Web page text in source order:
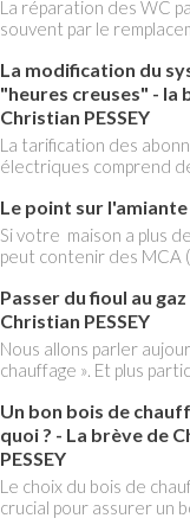
La réparation des WC
souvent par le
expliquer
La modification du
"heures creuses" - la
Christian PESSEY
La tarification des
électriques comprend
pleines, heures creuses.
Christian PESSEY vous
ce qu'il faut savoir sur la
modification du système
creuses" qui concerne
millions de Français !
Le point sur l'amiante
Si votre maison a plus
peut contenir des MCA
panique, on fait le point
flash news n°3 spéciale
ses dangers avec
Passer du fioul au
Christian PESSEY
Nous allons parler
chauffage ». Et plus
aborder l’abandon du
gaz.
Un bon bois de
quoi ? - La brève de
PESSEY
Le choix du bois de
crucial pour assurer un